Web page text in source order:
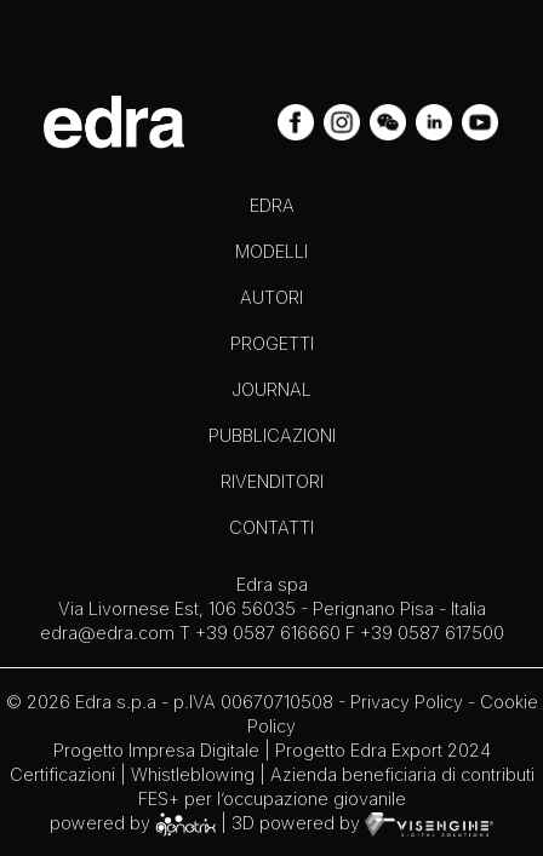
EDRA
MODELLI
AUTORI
PROGETTI
JOURNAL
PUBBLICAZIONI
RIVENDITORI
CONTATTI
Edra spa
Via Livornese Est, 106 56035 - Perignano Pisa - Italia
edra@edra.com T +39 0587 616660 F +39 0587 617500
© 2026 Edra s.p.a - p.IVA 00670710508 - Privacy Policy- Cookie
Policy
Progetto Impresa Digitale
Progetto Edra Export 2024
Certificazioni
Whistleblowing | Azienda beneficiaria di contributi
FES+ per l’occupazione giovanile
powered by
| 3D powered by